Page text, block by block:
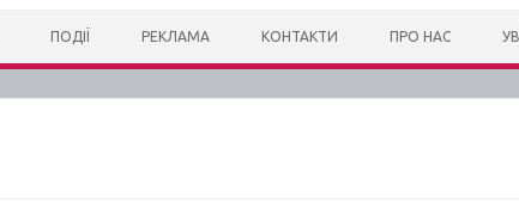
ПОДІЇ РЕКЛАМА КОНТАКТИ ПРО НАС